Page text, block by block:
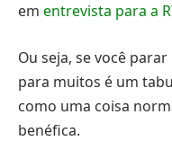
em entrevista para a
Ou seja, se você
para muitos é um
como uma coisa
benéfica.